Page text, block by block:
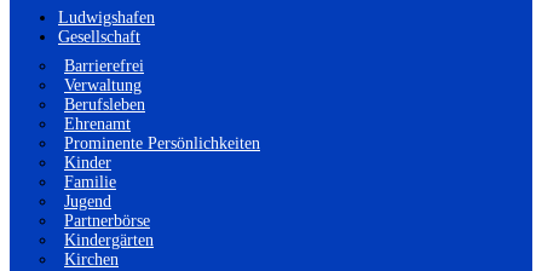
Ludwigshafen
Gesellschaft
Barrierefrei
Verwaltung
Berufsleben
Ehrenamt
Prominente Persönlichkeiten
Kinder
Familie
Jugend
Partnerbörse
Kindergärten
Kirchen